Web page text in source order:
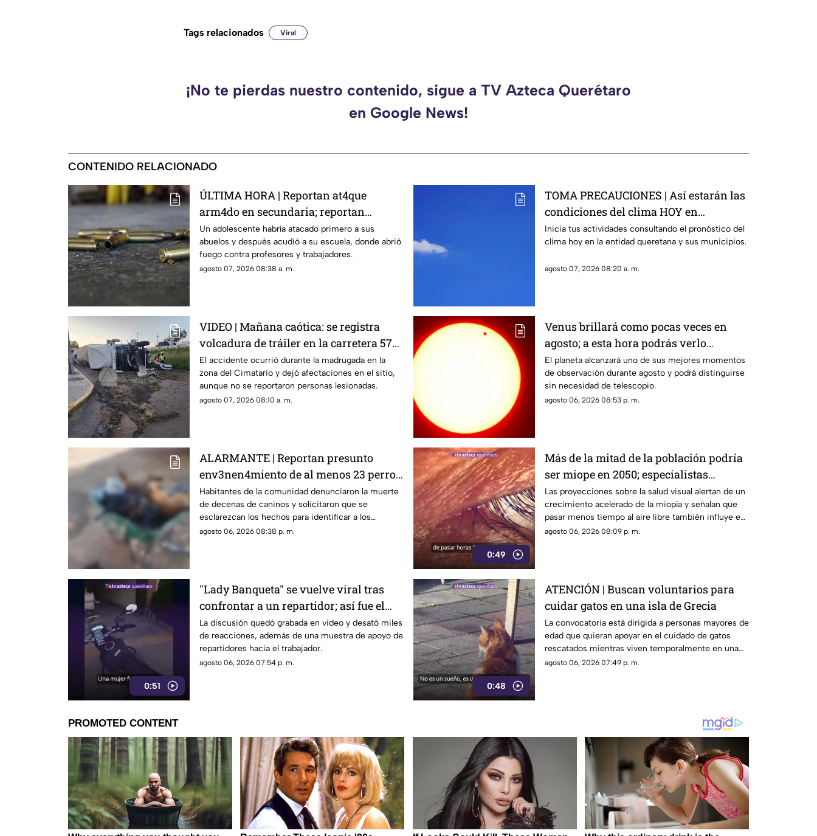
Tags relacionados Viral
¡No te pierdas nuestro contenido, sigue a TV Azteca Querétaro
en Google News!
CONTENIDO RELACIONADO
ÚLTIMA HORA | Reportan at4que
arm4do en secundaria; reportan
mu3rtos y decenas de heridos (+VIDEO
DELICADO)
Un adolescente habría atacado primero a sus
abuelos y después acudió a su escuela, donde abrió
fuego contra profesores y trabajadores.
agosto 07, 2026 08:38 a. m.
TOMA PRECAUCIONES | Así estarán las
condiciones del clima HOY en
Querétaro
Inicia tus actividades consultando el pronóstico del
clima hoy en la entidad queretana y sus municipios.
agosto 07, 2026 08:20 a. m.
VIDEO | Mañana caótica: se registra
volcadura de tráiler en la carretera 57
rumbo a Celaya
El accidente ocurrió durante la madrugada en la
zona del Cimatario y dejó afectaciones en el sitio,
aunque no se reportaron personas lesionadas.
agosto 07, 2026 08:10 a. m.
Venus brillará como pocas veces en
agosto; a esta hora podrás verlo
durante este mes
El planeta alcanzará uno de sus mejores momentos
de observación durante agosto y podrá distinguirse
sin necesidad de telescopio.
agosto 06, 2026 08:53 p. m.
ALARMANTE | Reportan presunto
env3nen4miento de al menos 23 perros
en esta zona de Querétaro: IMAGENES
SENSIBLES
Habitantes de la comunidad denunciaron la muerte
de decenas de caninos y solicitaron que se
esclarezcan los hechos para identificar a los
posibles responsables.
agosto 06, 2026 08:38 p. m.
0:49
Más de la mitad de la población podría
ser miope en 2050; especialistas
advierten las causas
Las proyecciones sobre la salud visual alertan de un
crecimiento acelerado de la miopía y señalan que
pasar menos tiempo al aire libre también influye en
su desarrollo.
agosto 06, 2026 08:09 p. m.
0:51
"Lady Banqueta" se vuelve viral tras
confrontar a un repartidor; así fue el
momento
La discusión quedó grabada en video y desató miles
de reacciones, además de una muestra de apoyo de
repartidores hacia el trabajador.
agosto 06, 2026 07:54 p. m.
0:48
ATENCIÓN | Buscan voluntarios para
cuidar gatos en una isla de Grecia
La convocatoria está dirigida a personas mayores de
edad que quieran apoyar en el cuidado de gatos
rescatados mientras viven temporalmente en una
isla griega.
agosto 06, 2026 07:49 p. m.